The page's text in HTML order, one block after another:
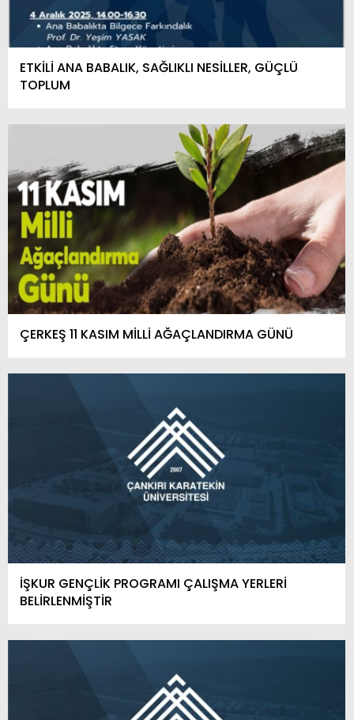
ETKİLİ ANA BABALIK, SAĞLIKLI NESİLLER, GÜÇLÜ
TOPLUM
ÇERKEŞ 11 KASIM MİLLİ AĞAÇLANDIRMA GÜNÜ
İŞKUR GENÇLİK PROGRAMI ÇALIŞMA YERLERİ
BELİRLENMİŞTİR